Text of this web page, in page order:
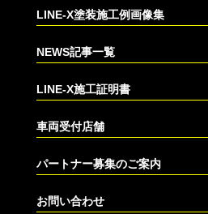
LINE-X塗装施工例画像集
NEWS記事一覧
LINE-X施工証明書
車両受付店舗
パートナー募集のご案内
お問い合わせ